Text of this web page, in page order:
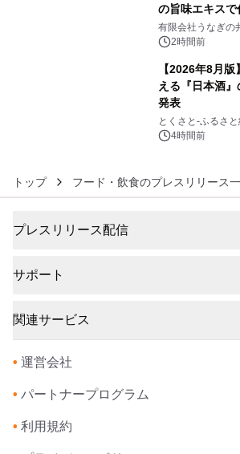
の旨味エキス
「井口の誉」誕
有限会社うなぎの
2時間前
【2026年8月
える『日本酒
発表
とくさと-ふるさ
4時間前
トップ フード・飲食のプレスリリース
プレスリリース配信
サポート
関連サービス
• 運営会社
• パートナープログラム
• 利用規約